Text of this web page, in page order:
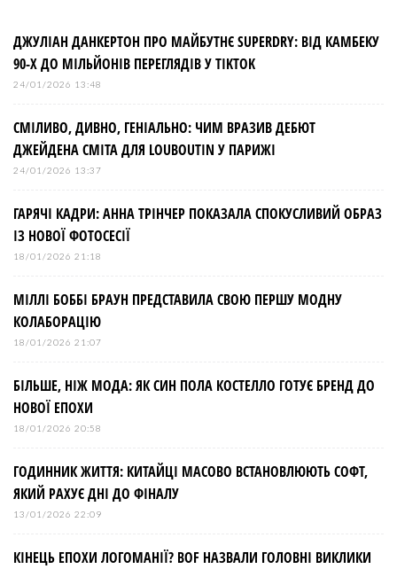
ДЖУЛІАН ДАНКЕРТОН ПРО МАЙБУТНЄ SUPERDRY: ВІД КАМБЕКУ
90-Х ДО МІЛЬЙОНІВ ПЕРЕГЛЯДІВ У TIKTOK
24/01/2026 13:48
СМІЛИВО, ДИВНО, ГЕНІАЛЬНО: ЧИМ ВРАЗИВ ДЕБЮТ
ДЖЕЙДЕНА СМІТА ДЛЯ LOUBOUTIN У ПАРИЖІ
24/01/2026 13:37
ГАРЯЧІ КАДРИ: АННА ТРІНЧЕР ПОКАЗАЛА СПОКУСЛИВИЙ ОБРАЗ
ІЗ НОВОЇ ФОТОСЕСІЇ
18/01/2026 21:18
МІЛЛІ БОББІ БРАУН ПРЕДСТАВИЛА СВОЮ ПЕРШУ МОДНУ
КОЛАБОРАЦІЮ
18/01/2026 21:07
БІЛЬШЕ, НІЖ МОДА: ЯК СИН ПОЛА КОСТЕЛЛО ГОТУЄ БРЕНД ДО
НОВОЇ ЕПОХИ
18/01/2026 20:58
ГОДИННИК ЖИТТЯ: КИТАЙЦІ МАСОВО ВСТАНОВЛЮЮТЬ СОФТ,
ЯКИЙ РАХУЄ ДНІ ДО ФІНАЛУ
13/01/2026 22:09
КІНЕЦЬ ЕПОХИ ЛОГОМАНІЇ? BOF НАЗВАЛИ ГОЛОВНІ ВИКЛИКИ